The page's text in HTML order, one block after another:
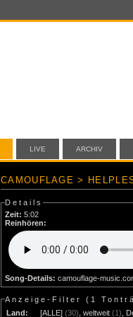
LIVE ARCHIV
CAMOUFLAGE >
Details
Zeit: 5:02
Reinhören:
Song-Details: camouflage-
Anzeige-Filter ( 1
Land:
[ALLE] (30) ,weltweit (1)